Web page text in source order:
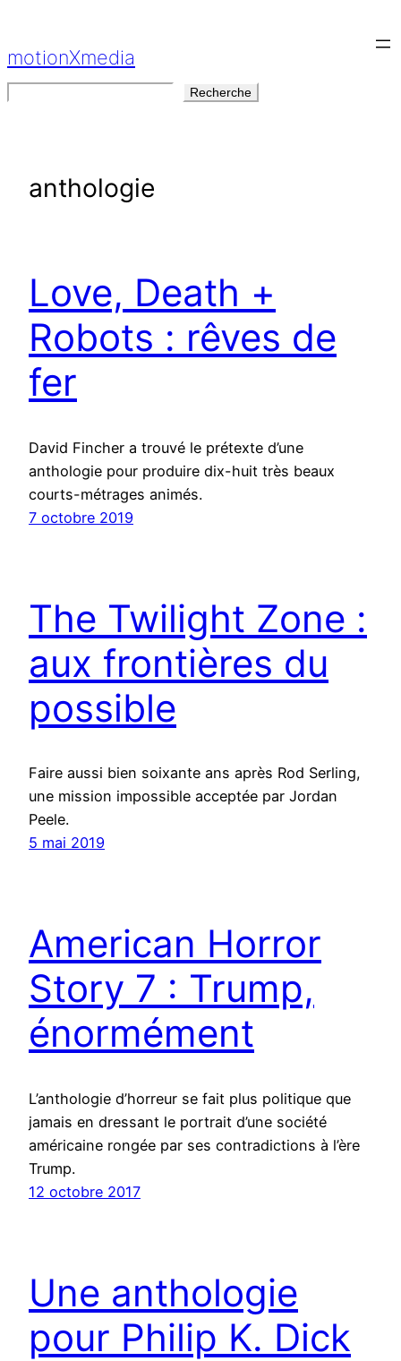
contenu
motionXmedia
Recherche
anthologie
Love, Death +
Robots : rêves de
fer
David Fincher a trouvé le prétexte d’une
anthologie pour produire dix-huit très beaux
courts-métrages animés.
7 octobre 2019
The Twilight Zone :
aux frontières du
possible
Faire aussi bien soixante ans après Rod Serling,
une mission impossible acceptée par Jordan
Peele.
5 mai 2019
American Horror
Story 7 : Trump,
énormément
L’anthologie d’horreur se fait plus politique que
jamais en dressant le portrait d’une société
américaine rongée par ses contradictions à l’ère
Trump.
12 octobre 2017
Une anthologie
pour Philip K. Dick